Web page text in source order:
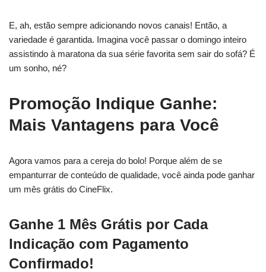
E, ah, estão sempre adicionando novos canais! Então, a
variedade é garantida. Imagina você passar o domingo inteiro
assistindo à maratona da sua série favorita sem sair do sofá? É
um sonho, né?
Promoção Indique Ganhe:
Mais Vantagens para Você
Agora vamos para a cereja do bolo! Porque além de se
empanturrar de conteúdo de qualidade, você ainda pode ganhar
um mês grátis do CineFlix.
Ganhe 1 Mês Grátis por Cada
Indicação com Pagamento
Confirmado!